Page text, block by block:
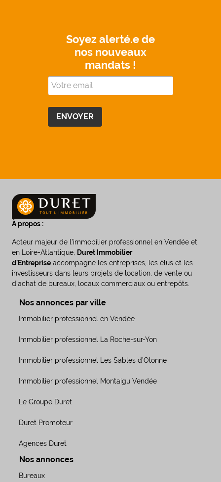
Soyez alerté.e de
nos nouveaux
mandats !
À propos :
Acteur majeur de l’immobilier professionnel en Vendée et
en Loire-Atlantique, Duret Immobilier
d'Entreprise accompagne les entreprises, les élus et les
investisseurs dans leurs projets de location, de vente ou
d’achat de bureaux, locaux commerciaux ou entrepôts.
Nos annonces par ville
Immobilier professionnel en Vendée
Immobilier professionnel La Roche-sur-Yon
Immobilier professionnel Les Sables d’Olonne
Immobilier professionnel Montaigu Vendée
Le Groupe Duret
Duret Promoteur
Agences Duret
Nos annonces
Bureaux